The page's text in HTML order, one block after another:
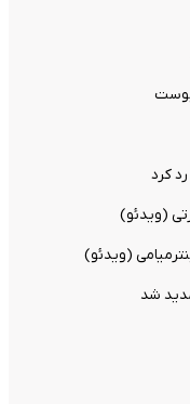
کرد
(ویدئو)
(ویدئو)